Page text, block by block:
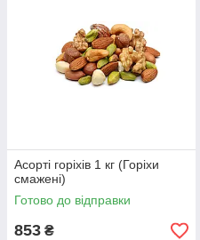
Асорті горіхів 1 кг (Горіхи
смажені)
Готово до відправки
853 ₴